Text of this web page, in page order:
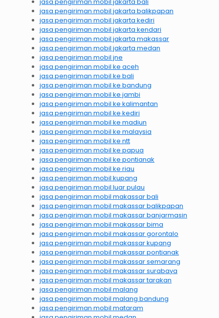
jasa pengiriman mobil jakarta balikpapan
jasa pengiriman mobil jakarta kediri
jasa pengiriman mobil jakarta kendari
jasa pengiriman mobil jakarta makassar
jasa pengiriman mobil jakarta medan
jasa pengiriman mobil jne
jasa pengiriman mobil ke aceh
jasa pengiriman mobil ke bali
jasa pengiriman mobil ke bandung
jasa pengiriman mobil ke jambi
jasa pengiriman mobil ke kalimantan
jasa pengiriman mobil ke kediri
jasa pengiriman mobil ke madiun
jasa pengiriman mobil ke malaysia
jasa pengiriman mobil ke ntt
jasa pengiriman mobil ke papua
jasa pengiriman mobil ke pontianak
jasa pengiriman mobil ke riau
jasa pengiriman mobil kupang
jasa pengiriman mobil luar pulau
jasa pengiriman mobil makassar bali
jasa pengiriman mobil makassar balikpapan
jasa pengiriman mobil makassar banjarmasin
jasa pengiriman mobil makassar bima
jasa pengiriman mobil makassar gorontalo
jasa pengiriman mobil makassar kupang
jasa pengiriman mobil makassar pontianak
jasa pengiriman mobil makassar semarang
jasa pengiriman mobil makassar surabaya
jasa pengiriman mobil makassar tarakan
jasa pengiriman mobil malang
jasa pengiriman mobil malang bandung
jasa pengiriman mobil mataram